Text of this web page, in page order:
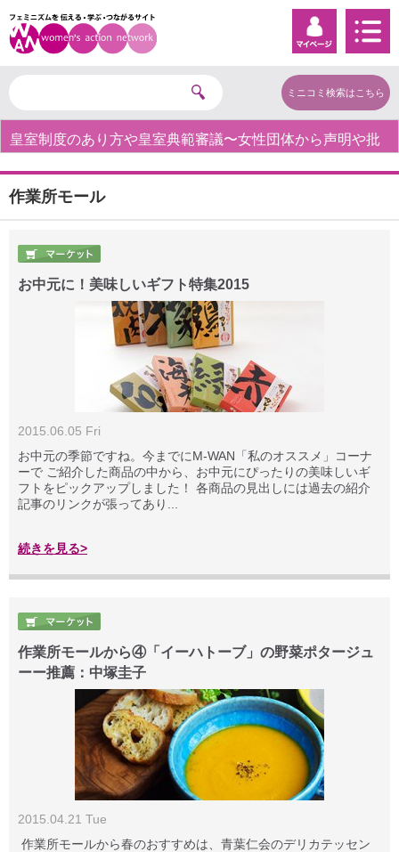
ミニコミ検索はこちら
皇室制度のあり方や皇室典範審議〜女性団体から声明や批
作業所モール
お中元に！美味しいギフト特集2015
2015.06.05 Fri
お中元の季節ですね。今までにM-WAN「私のオススメ」コーナ
ーで ご紹介した商品の中から、お中元にぴったりの美味しいギ
フトをピックアップしました！ 各商品の見出しには過去の紹介
記事のリンクが張ってあり...
続きを見る>
作業所モールから④「イーハトーブ」の野菜ポタージュ
ーー推薦：中塚圭子
2015.04.21 Tue
作業所モールから春のおすすめは、青葉仁会のデリカテッセン